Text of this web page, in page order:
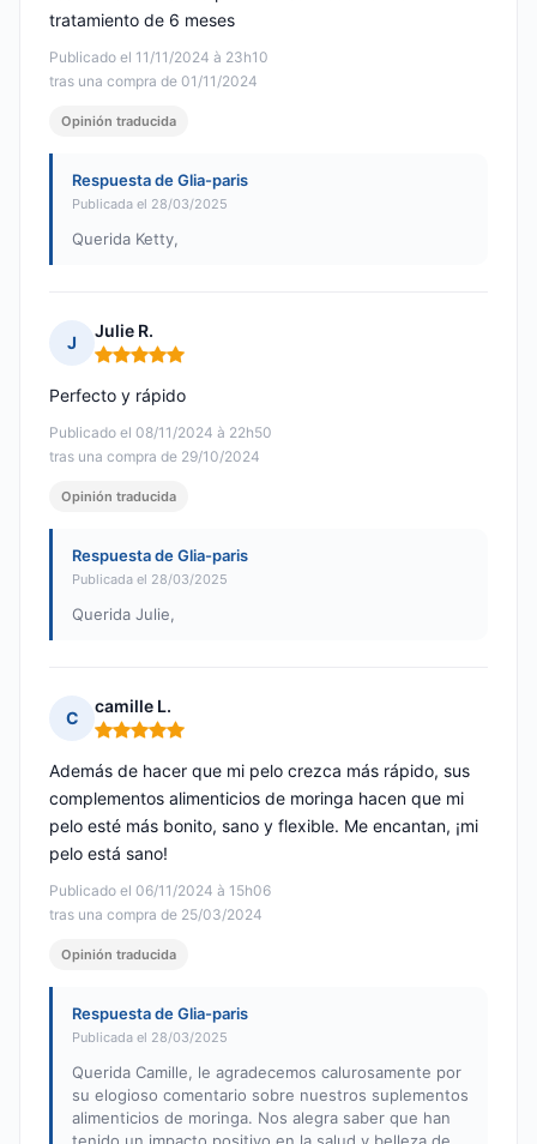
Publicado el 11/11/2024 à 23h10
tras una compra de 01/11/2024
tratamiento de 6 meses
Opinión traducida
Respuesta de Glia-paris
Publicada el 28/03/2025
Querida Ketty,
J
Julie R.
Nota: 5 de 5
Publicado el 08/11/2024 à 22h50
tras una compra de 29/10/2024
Perfecto y rápido
Opinión traducida
Respuesta de Glia-paris
Publicada el 28/03/2025
Querida Julie,
C
camille L.
Nota: 5 de 5
Publicado el 06/11/2024 à 15h06
tras una compra de 25/03/2024
Además de hacer que mi pelo crezca más rápido, sus
complementos alimenticios de moringa hacen que mi
pelo esté más bonito, sano y flexible. Me encantan, ¡mi
pelo está sano!
Opinión traducida
Respuesta de Glia-paris
Publicada el 28/03/2025
Querida Camille, le agradecemos calurosamente por
su elogioso comentario sobre nuestros suplementos
alimenticios de moringa. Nos alegra saber que han